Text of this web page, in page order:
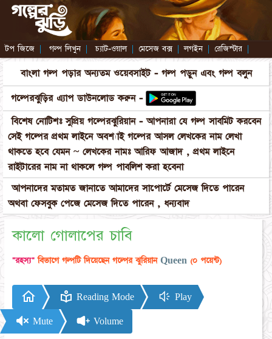
টপ জিজে | গল্প লিখুন | চ্যাট-ওয়াল | মেসেজ বক্স | লগইন | রেজিস্টার |
বাংলা গল্প পড়ার অন্যতম ওয়েবসাইট - গল্প পড়ুন এবং গল্প বলুন
গল্পেরঝুড়ির এ্যাপ ডাউনলোড করুন -
বিশেষ নোটিশঃ সুপ্রিয় গল্পেরঝুরিয়ান - আপনারা যে গল্প সাবমিট করবেন
সেই গল্পের প্রথম লাইনে অবশ্যাই গল্পের আসল লেখকের নাম লেখা
থাকতে হবে যেমন ~ লেখকের নামঃ আরিফ আজাদ , প্রথম লাইনে
রাইটারের নাম না থাকলে গল্প পাবলিশ করা হবেনা
আপনাদের মতামত জানাতে আমাদের সাপোর্টে মেসেজ দিতে পারেন
অথবা ফেসবুক পেজে মেসেজ দিতে পারেন , ধন্যবাদ
কালো গোলাপের চাবি
"রহস্য" বিভাগে গল্পটি দিয়েছেন গল্পের ঝুরিয়ান Queen (০ পয়েন্ট)
Reading Mode Play
Mute Volume